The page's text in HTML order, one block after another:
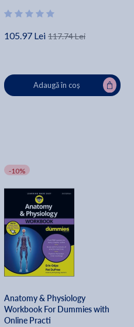
105.97 Lei 117.74 Lei
Adaugă în coș
-10%
Anatomy & Physiology
Workbook For Dummies with
Online Practi